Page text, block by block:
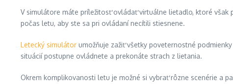
V simulátore máte príležitosť ovládať virtuálne lietadlo, ktoré
počas letu, aby ste sa pri ovládaní necítili stiesnene.
Letecký simulátor umožňuje zažiť všetky poveternostné
situácií postupne ovládnete a prekonáte strach z lietania.
Okrem komplikovanosti letu je možné si vybrať rôzne scenérie a